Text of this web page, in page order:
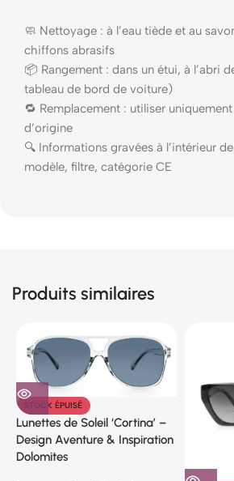
🧼 Nettoyage : à l’eau tiède et au
chiffons abrasifs
📦 Rangement : dans un étui, à l’abri
tableau de bord de voiture)
🔁 Remplacement : utiliser
d’origine
🔍 Informations gravées à l’intérieur
modèle, filtre, catégorie CE
Produits similaires
STOCK ÉPUISÉ
Lunettes de Soleil ‘Cortina’ –
Design Aventure & Inspiration
Dolomites